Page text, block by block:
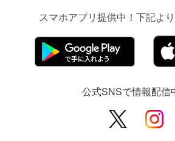
スマホアプリ提供中！下記よ
公式SNSで情報配信